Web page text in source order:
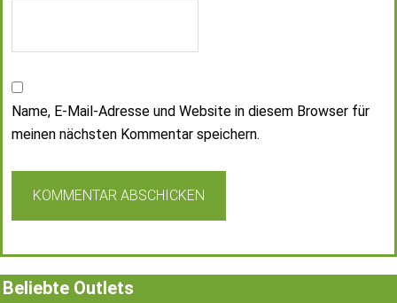
Name, E-Mail-Adresse und Website in diesem Browser für
meinen nächsten Kommentar speichern.
Beliebte Outlets